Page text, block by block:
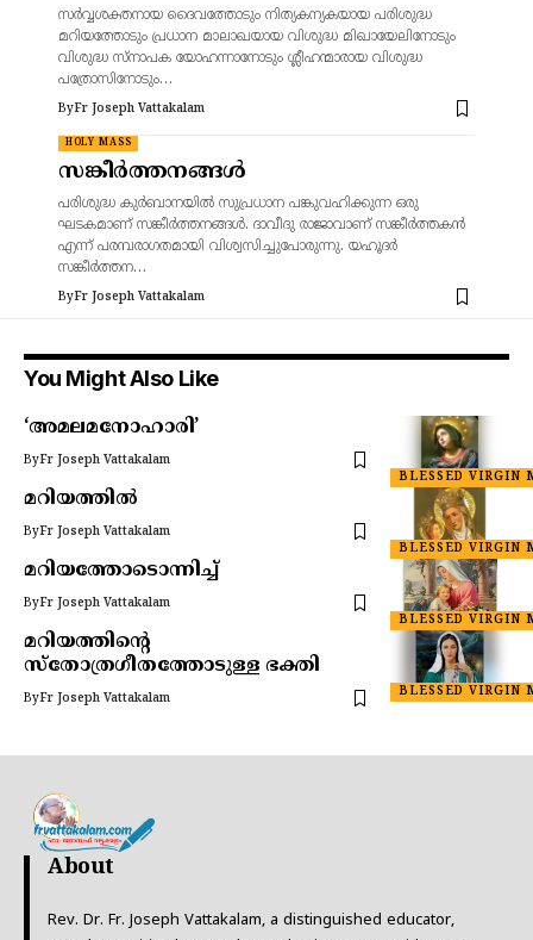
സര്‍വ്വശക്തനായ ദൈവത്തോടും നിത്യകന്യകയായ പരിശുദ്ധ
മറിയത്തോടും പ്രധാന മാലാഖയായ വിശുദ്ധ മിഖായേലിനോടും
വിശുദ്ധ സ്നാപക യോഹന്നാനോടും ശ്ലീഹന്മാരായ വിശുദ്ധ
പത്രോസിനോടും…
ByFr Joseph Vattakalam
HOLY MASS
സങ്കീർത്തനങ്ങൾ
പരിശുദ്ധ കുർബാനയിൽ സുപ്രധാന പങ്കുവഹിക്കുന്ന ഒരു
ഘടകമാണ് സങ്കീർത്തനങ്ങൾ. ദാവീദു രാജാവാണ് സങ്കീർത്തകൻ
എന്ന് പരമ്പരാഗതമായി വിശ്വസിച്ചുപോരുന്നു. യഹൂദർ
സങ്കീർത്തന…
ByFr Joseph Vattakalam
You Might Also Like
BLESSED VIRGIN
‘അമലമനോഹാരി’
ByFr Joseph Vattakalam
BLESSED VIRGIN
മറിയത്തിൽ
ByFr Joseph Vattakalam
BLESSED VIRGIN
മറിയത്തോടൊന്നിച്ച്
ByFr Joseph Vattakalam
BLESSED VIRGIN
മറിയത്തിന്റെ
സ്തോത്രഗീതത്തോടുള്ള ഭക്തി
ByFr Joseph Vattakalam
About
Rev. Dr. Fr. Joseph Vattakalam, a distinguished educator,